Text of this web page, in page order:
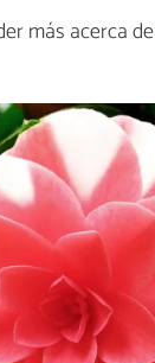
más acerca de